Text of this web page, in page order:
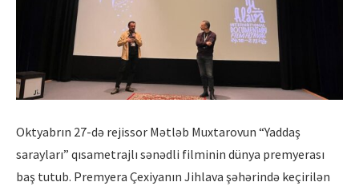
Oktyabrın 27-də rejissor Mətləb Muxtarovun “Yaddaş
sarayları” qısametrajlı sənədli filminin dünya premyerası
baş tutub. Premyera Çexiyanın Jihlava şəhərində keçirilən